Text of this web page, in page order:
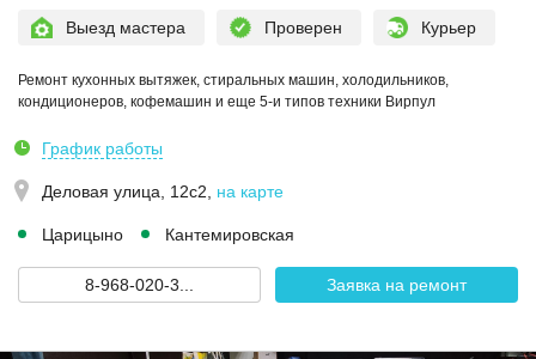
Выезд мастера Проверен Курьер
Ремонт кухонных вытяжек, стиральных машин, холодильников,
кондиционеров, кофемашин и еще 5-и типов техники Вирпул
График работы
Деловая улица, 12с2 на карте
Царицыно Кантемировская
8-968-020-3... Заявка на ремонт